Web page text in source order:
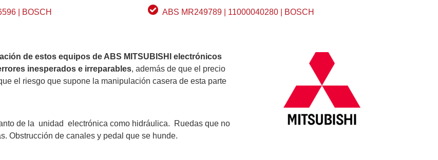
| BOSCH ABS MR249789 | 11000040280 | BOSCH
de estos equipos de ABS MITSUBISHI electrónicos
inesperados e irreparables, además de que el precio
el riesgo que supone la manipulación casera de esta parte
de la unidad electrónica como hidráulica. Ruedas que no
Obstrucción de canales y pedal que se hunde.